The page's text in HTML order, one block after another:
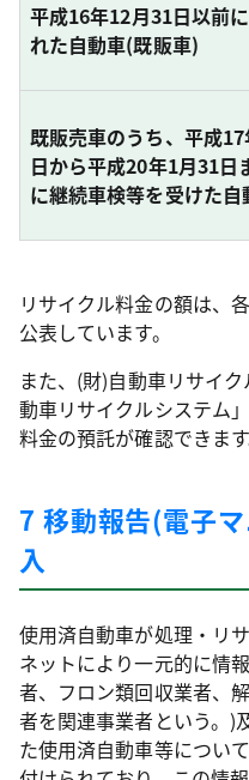
平成16年12月31日以前
れた自動車(既販車)
既販売車のうち、平成
日から平成20年1月31日
に継続車検等を受けた自
リサイクル料金の額は、
公表しています。
また、(財)自動車リサイ
動車リサイクルシステム
料金の預託が確認できます
7 移動報告(電子
入
使用済自動車が処理・リ
ネットにより一元的に情
者、フロン類回収業者、
者を関連事業者という。)
た使用済自動車等につい